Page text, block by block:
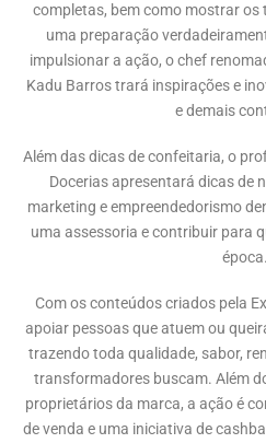
completas, bem como mostrar os
uma preparação
impulsionar a ação, o chef
Kadu Barros trará inspirações e
e demais
Além das dicas de confeitaria, o
Docerias apresentará dicas de
marketing e empreendedorismo
uma assessoria e contribuir para
época.
Com os conteúdos criados pela
apoiar pessoas que atuem ou
trazendo toda qualidade, sabor,
transformadores buscam. Além
proprietários da marca, a ação é
de venda e uma iniciativa de